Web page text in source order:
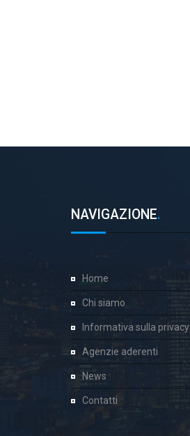
NAVIGAZIONE.
Home
Chi siamo
Informativa sulla privacy
Agenzie aderenti
News
Contatti